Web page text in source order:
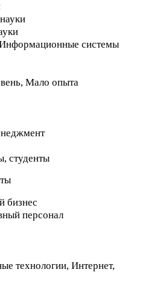
системы
Мало опыта
студенты
бизнес
персонал
технологии, Интернет,